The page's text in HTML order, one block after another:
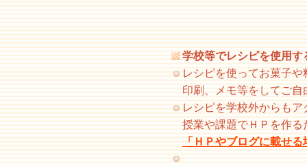
学校等でレシピを使用す
レシピを使ってお菓子や
印刷、メモ等をしてご自
レシピを学校外からも
授業や課題でＨＰを作
「ＨＰやブログに載せる